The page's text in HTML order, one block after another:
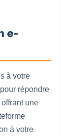
e-
à votre
répondre
une
à votre